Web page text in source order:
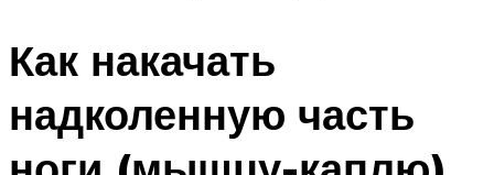
Как накачать
надколенную часть